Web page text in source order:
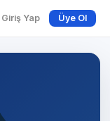
Giriş Yap Üye Ol